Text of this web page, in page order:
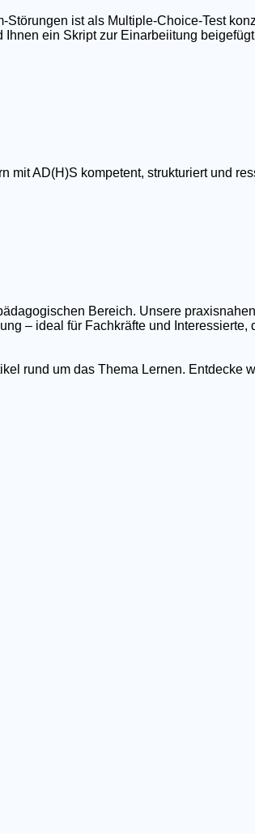
ist als Multiple-Choice-Test
ein Skript zur Einarbeiitung
mit AD(H)S kompetent, strukturiert und
Bereich. Unsere
– ideal für Fachkräfte und
rund um das Thema Lernen. Entdecke